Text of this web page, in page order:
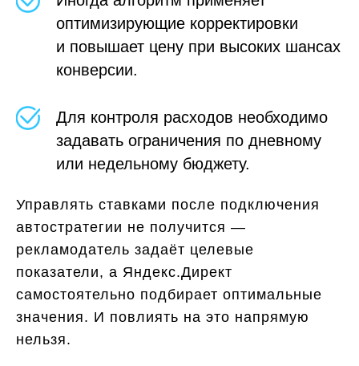
оптимизирующие корректировки
и повышает цену при высоких шансах
конверсии.
Для контроля расходов необходимо
задавать ограничения по дневному
или недельному бюджету.
Управлять ставками после подключения
автостратегии не получится —
рекламодатель задаёт целевые
показатели, а Яндекс.Директ
самостоятельно подбирает оптимальные
значения. И повлиять на это напрямую
нельзя.